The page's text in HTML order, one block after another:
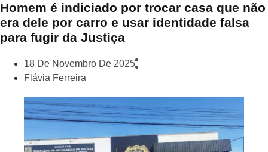
Homem é indiciado por trocar casa que não
era dele por carro e usar identidade falsa
para fugir da Justiça
18 De Novembro De 2025
Flávia Ferreira